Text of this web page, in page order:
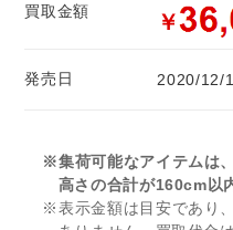
買取金額 ￥
発売日 2020/12/
※集荷可能なアイテムは
高さの合計が160cm以
※表示金額は目安であり